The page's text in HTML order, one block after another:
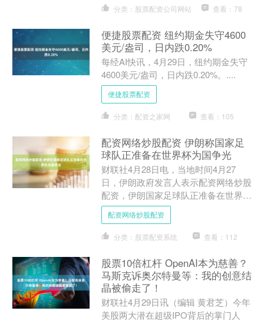
分类：股票配资公司网站 查看：78
便捷股票配资 纽约期金失守4600
美元/盎司，日内跌0.20%
每经AI快讯，4月29日，纽约期金失守
4600美元/盎司，日内跌0.20%。....
便捷股票配资
分类：配资之家网 查看：105
配资网络炒股配资 伊朗称国家足
球队正准备在世界杯为国争光
财联社4月28日电，当地时间4月27
日，伊朗政府发言人表示配资网络炒股
配资，伊朗国家足球队正准备在世界杯
为国争光。发言人表示，总统佩泽希齐
扬亲自前往国家队集训营....
配资网络炒股配资
分类：股票配资系统 查看：112
股票10倍杠杆 OpenAI本为慈善？
马斯克诉奥尔特曼等：我的创意结
晶被偷走了！
财联社4月29日讯（编辑 黄君芝）今年
美股两大潜在超级IPO背后的掌门人